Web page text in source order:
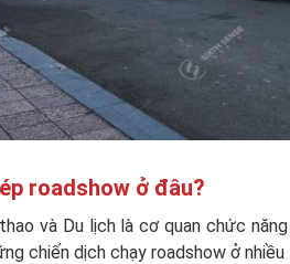
roadshow ở đâu?
và Du lịch là cơ quan chức
chiến dịch chạy roadshow ở